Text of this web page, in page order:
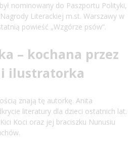
nominowany do Paszportu Polityki,
Literackiej m.st. Warszawy w
powieść „Wzgórze psów”.
– kochana przez
ilustratorka
znają tę autorkę. Anita
literatury dla dzieci ostatnich lat.
Koci oraz jej braciszku Nunusiu